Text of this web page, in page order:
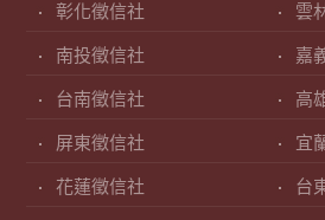
彰化徵信社 雲
南投徵信社 嘉
台南徵信社 高
屏東徵信社 宜
花蓮徵信社 台